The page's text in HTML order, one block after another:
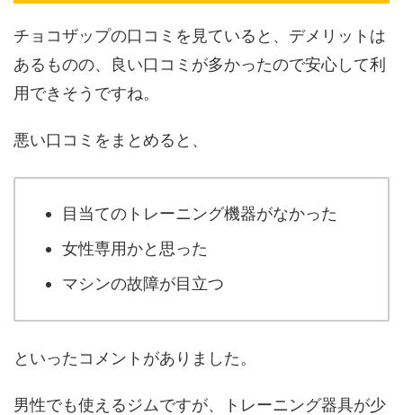
チョコザップの口コミを見ていると、デメリットは
あるものの、良い口コミが多かったので安心して利
用できそうですね。
悪い口コミをまとめると、
目当てのトレーニング機器がなかった
女性専用かと思った
マシンの故障が目立つ
といったコメントがありました。
男性でも使えるジムですが、トレーニング器具が少